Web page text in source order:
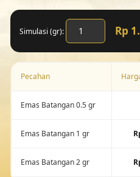
Simulasi (gr): Rp
Pecahan
Emas Batangan 0.5 gr
Emas Batangan 1 gr
Emas Batangan 2 gr